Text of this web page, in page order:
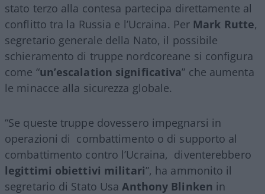
stato terzo alla contesa partecipa direttamente al
conflitto tra la Russia e l’Ucraina. Per Mark Rutte,
segretario generale della Nato, il possibile
schieramento di truppe nordcoreane si configura
come “un’escalation significativa” che aumenta
le minacce alla sicurezza globale.
“Se queste truppe dovessero impegnarsi in
operazioni di combattimento o di supporto al
combattimento contro l’Ucraina, diventerebbero
legittimi obiettivi militari”, ha ammonito il
segretario di Stato UsaAnthony Blinken in